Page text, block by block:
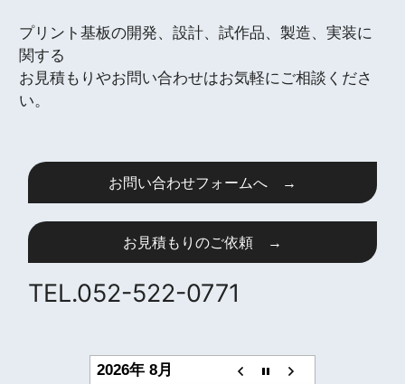
プリント基板の開発、設計、試作品、製造、実装に
関する
お見積もりやお問い合わせはお気軽にご相談くださ
い。
お問い合わせフォームへ →
お見積もりのご依頼 →
TEL.052-522-0771
2026年 8月